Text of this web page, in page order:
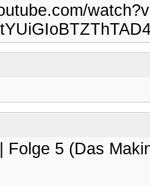
Folge 5 (Das